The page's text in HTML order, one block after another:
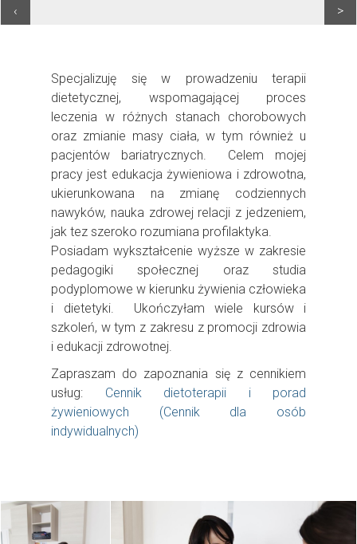
‹ >
Specjalizuję się w prowadzeniu terapii
dietetycznej, wspomagającej proces
leczenia w różnych stanach chorobowych
oraz zmianie masy ciała, w tym również u
pacjentów bariatrycznych. Celem mojej
pracy jest edukacja żywieniowa i zdrowotna,
ukierunkowana na zmianę codziennych
nawyków, nauka zdrowej relacji z jedzeniem,
jak tez szeroko rozumiana profilaktyka.
Posiadam wykształcenie wyższe w zakresie
pedagogiki społecznej oraz studia
podyplomowe w kierunku żywienia człowieka
i dietetyki. Ukończyłam wiele kursów i
szkoleń, w tym z zakresu z promocji zdrowia
i edukacji zdrowotnej.
Zapraszam do zapoznania się z cennikiem
usług: Cennik dietoterapii i porad
żywieniowych (Cennik dla osób
indywidualnych)